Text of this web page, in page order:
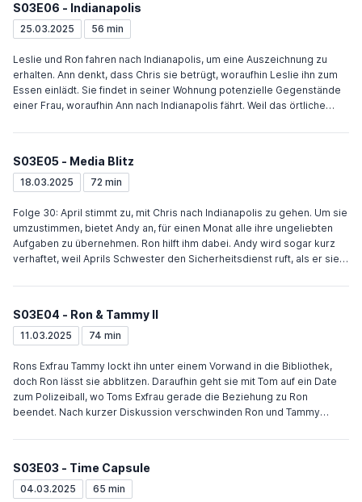
Glauben an den Fluch. Beim Stromausfall bleiben Ron, Andy, April, Tom
und Jerry auf dem Riesenrad stecken und entdecken Li'l Sebastian.
hat, sondern nur sagte, wie toll das sei. Auf dem Riesenrad erwidert er
die Liebeserklärung. Da die Wamapoke den einzigen Ersatzgenerator
der Stadt haben, macht Leslie ein Geschäft mit dem Häuptling, der den
Fluch mit einer ausgedachten Zeremonie aufhebt, sodass das Fest
S03E06 - Indianapolis
25.03.2025 56 min
Leslie und Ron fahren nach Indianapolis, um eine Auszeichnung zu
erhalten. Ann denkt, dass Chris sie betrügt, woraufhin Leslie ihn zum
Essen einlädt. Sie findet in seiner Wohnung potenzielle Gegenstände
einer Frau, woraufhin Ann nach Indianapolis fährt. Weil das örtliche
geschlossen wurde, kehren sie zu Chris’ Wohnung zurück. Als Ann
aber beendet hat, ohne dass Ann dies realisiert hat. Tom will in der
Snakehole Lounge die Parfümlegende Dennis Feinstein von seinem
ein Date. Weil beide Pleite sind, wetten sie, wer am Abend mehr
Sachen gratis organisieren kann.
S03E05 - Media Blitz
18.03.2025 72 min
Folge 30: April stimmt zu, mit Chris nach Indianapolis zu gehen. Um sie
umzustimmen, bietet Andy an, für einen Monat alle ihre ungeliebten
Aufgaben zu übernehmen. Ron hilft ihm dabei. Andy wird sogar kurz
verhaftet, weil Aprils Schwester den Sicherheitsdienst ruft, als er sie
den zweiten Tag abholen will, küsst April ihn und geht nicht nach
and The Douche“ für das Erntefest. Ben wird mit seinen Fehlern als
jugendlicher Bürgermeister konfrontiert und gerät ins Stottern. Sein
zweiten TV-Interview mit „Pawnee Today“ schafft er es schließlich sich
zu verteidigen. Ann treibt in den Wahnsinn, dass Chris sich vor seiner
Rückkehr nach Indianapolis nicht zu der Zukunft ihrer Beziehung
äußert.
S03E04 - Ron & Tammy II
11.03.2025 74 min
Rons Exfrau Tammy lockt ihn unter einem Vorwand in die Bibliothek,
doch Ron lässt sie abblitzen. Daraufhin geht sie mit Tom auf ein Date
zum Polizeiball, wo Toms Exfrau gerade die Beziehung zu Ron
beendet. Nach kurzer Diskussion verschwinden Ron und Tammy
und Alkohol in der Ausnüchterungszelle, wo Leslie Ron rausholt.
um Ron zu quälen und sie Tom anschließend verprügelt, verlässt Ron
Tammy erneut. Leslie und Ben versuchen auf dem Ball die Polizei zu
S03E03 - Time Capsule
04.03.2025 65 min